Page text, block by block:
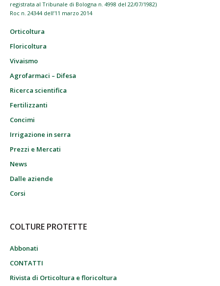
registrata al Tribunale di Bologna n. 4998 del 22/07/1982)
Roc n. 24344 dell’11 marzo 2014
Orticoltura
Floricoltura
Vivaismo
Agrofarmaci – Difesa
Ricerca scientifica
Fertilizzanti
Concimi
Irrigazione in serra
Prezzi e Mercati
News
Dalle aziende
Corsi
COLTURE PROTETTE
Abbonati
CONTATTI
Rivista di Orticoltura e floricoltura